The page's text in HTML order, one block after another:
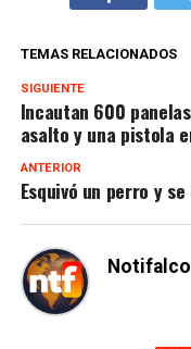
TEMAS RELACIONADOS
SIGUIENTE
Incautan 600
asalto y una pistola
ANTERIOR
Esquivó un perro y